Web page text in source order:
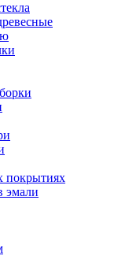
покрытиях
эмали